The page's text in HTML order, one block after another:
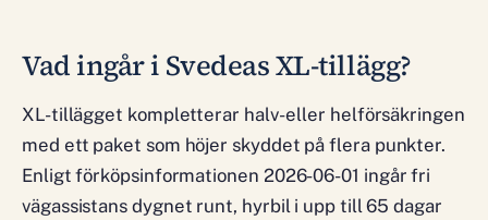
Vad ingår i Svedeas XL-tillägg?
XL-tillägget kompletterar halv- eller helförsäkringen
med ett paket som höjer skyddet på flera punkter.
Enligt förköpsinformationen 2026-06-01 ingår fri
vägassistans dygnet runt, hyrbil i upp till 65 dagar